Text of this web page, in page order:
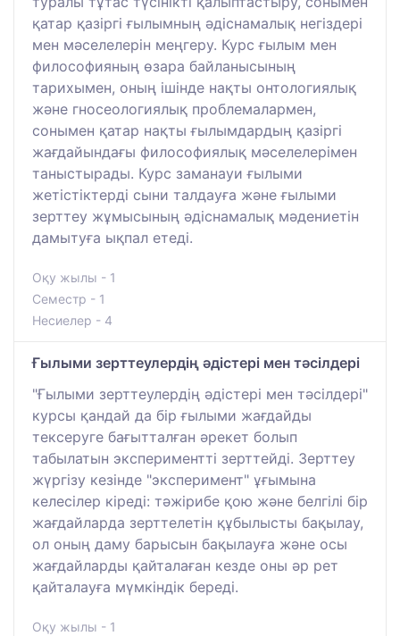
қатар қазіргі ғылымның әдіснамалық негіздері
мен мәселелерін меңгеру. Курс ғылым мен
философияның өзара байланысының
тарихымен, оның ішінде нақты онтологиялық
және гносеологиялық проблемалармен,
сонымен қатар нақты ғылымдардың қазіргі
жағдайындағы философиялық мәселелерімен
таныстырады. Курс заманауи ғылыми
жетістіктерді сыни талдауға және ғылыми
зерттеу жұмысының әдіснамалық мәдениетін
дамытуға ықпал етеді.
Оқу жылы - 1
Семестр - 1
Несиелер - 4
Ғылыми зерттеулердің әдістері мен тәсілдері
"Ғылыми зерттеулердің әдістері мен тәсілдері"
курсы қандай да бір ғылыми жағдайды
тексеруге бағытталған әрекет болып
табылатын экспериментті зерттейді. Зерттеу
жүргізу кезінде "эксперимент" ұғымына
келесілер кіреді: тәжірибе қою және белгілі бір
жағдайларда зерттелетін құбылысты бақылау,
ол оның даму барысын бақылауға және осы
жағдайларды қайталаған кезде оны әр рет
қайталауға мүмкіндік береді.
Оқу жылы - 1